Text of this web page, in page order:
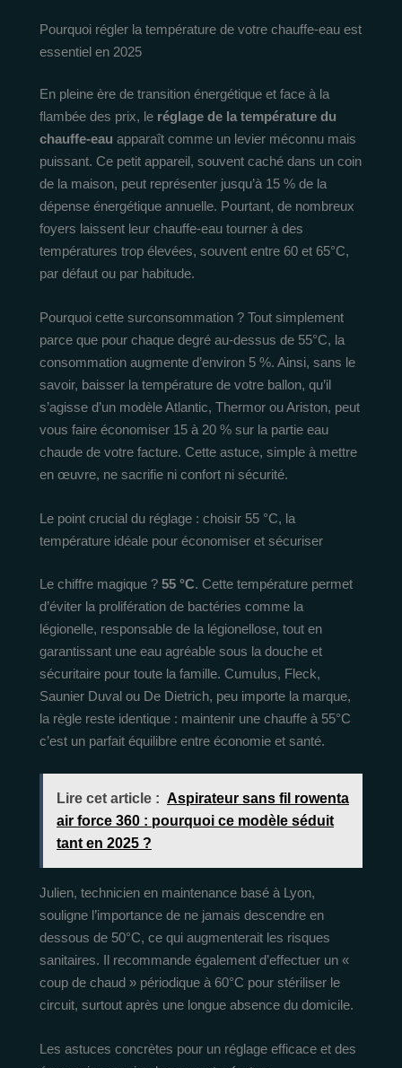
Pourquoi régler la température de votre chauffe-eau est
essentiel en 2025
En pleine ère de transition énergétique et face à la
flambée des prix, le réglage de la température du
chauffe-eau apparaît comme un levier méconnu mais
puissant. Ce petit appareil, souvent caché dans un coin
de la maison, peut représenter jusqu’à 15 % de la
dépense énergétique annuelle. Pourtant, de nombreux
foyers laissent leur chauffe-eau tourner à des
températures trop élevées, souvent entre 60 et 65°C,
par défaut ou par habitude.
Pourquoi cette surconsommation ? Tout simplement
parce que pour chaque degré au-dessus de 55°C, la
consommation augmente d’environ 5 %. Ainsi, sans le
savoir, baisser la température de votre ballon, qu’il
s’agisse d’un modèle Atlantic, Thermor ou Ariston, peut
vous faire économiser 15 à 20 % sur la partie eau
chaude de votre facture. Cette astuce, simple à mettre
en œuvre, ne sacrifie ni confort ni sécurité.
Le point crucial du réglage : choisir 55 °C, la
température idéale pour économiser et sécuriser
Le chiffre magique ? 55 °C. Cette température permet
d’éviter la prolifération de bactéries comme la
légionelle, responsable de la légionellose, tout en
garantissant une eau agréable sous la douche et
sécuritaire pour toute la famille. Cumulus, Fleck,
Saunier Duval ou De Dietrich, peu importe la marque,
la règle reste identique : maintenir une chauffe à 55°C
c’est un parfait équilibre entre économie et santé.
Lire cet article : Aspirateur sans fil rowenta
air force 360 : pourquoi ce modèle séduit
tant en 2025 ?
Julien, technicien en maintenance basé à Lyon,
souligne l’importance de ne jamais descendre en
dessous de 50°C, ce qui augmenterait les risques
sanitaires. Il recommande également d’effectuer un «
coup de chaud » périodique à 60°C pour stériliser le
circuit, surtout après une longue absence du domicile.
Les astuces concrètes pour un réglage efficace et des